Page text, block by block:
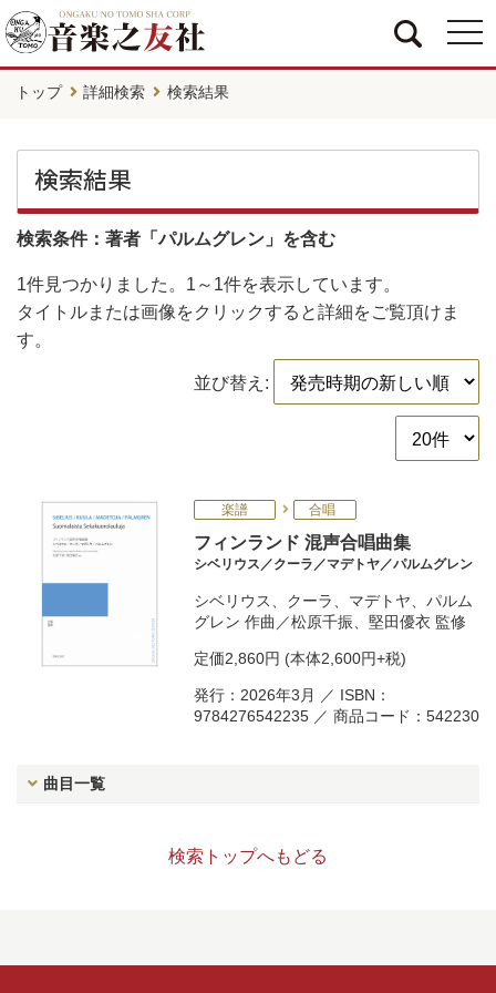
トップ 詳細検索 検索結果
検索結果
検索条件：著者「パルムグレン」を含む
1件見つかりました。 1～1件を表示しています。
タイトルまたは画像をクリックすると詳細をご覧頂けま
す。
並び替え:
楽譜 合唱
フィンランド 混声合唱曲集
シベリウス／クーラ／マデトヤ／パルムグレン
シベリウス クーラ マデトヤ
パルム
グレン 作曲／松原千振 堅田優衣 監修
定価2,860円 (本体2,600円+税)
発行：2026年3月 ／ ISBN：
9784276542235 ／ 商品コード：542230
曲目一覧
検索トップへもどる